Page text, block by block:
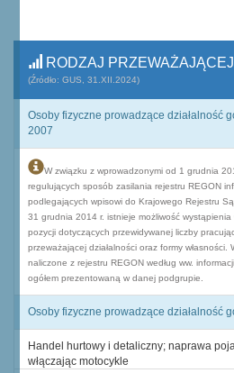
RODZAJ
(Źródło: GUS, 31.XII.2024)
Osoby fizyczne prowadzące działalność
2007
W związku z wprowadzonymi od 1 grudnia
regulujących sposób zasilania rejestru REGON
podlegających wpisowi do Krajowego Rejestru
31 grudnia 2014 r. istnieje możliwość wystąpienia
pozycji dotyczących przewidywanej liczby
przeważającej działalności oraz formy własności.
naliczone z rejestru REGON według ww.
ogółem prezentowaną w danej podgrupie.
Osoby fizyczne prowadzące działalność
Handel hurtowy i detaliczny; naprawa
włączając motocykle